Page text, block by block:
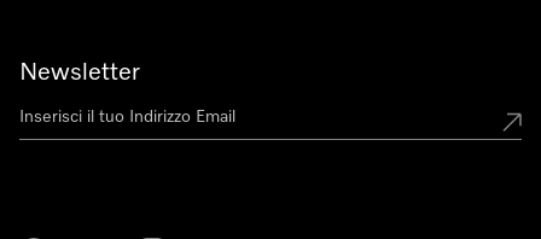
Newsletter